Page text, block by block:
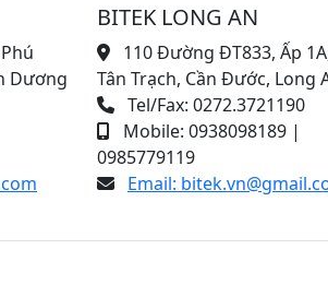
Dương
BITEK LONG AN
110 Đường ĐT833, Ấp
Tân Trạch, Cần Đước, Long
Tel/Fax: 0272.3721190
Mobile: 0938098189 |
0985779119
Email: